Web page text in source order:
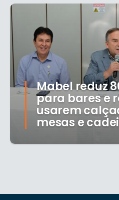
Mabel reduz
para bares e
usarem
mesas e